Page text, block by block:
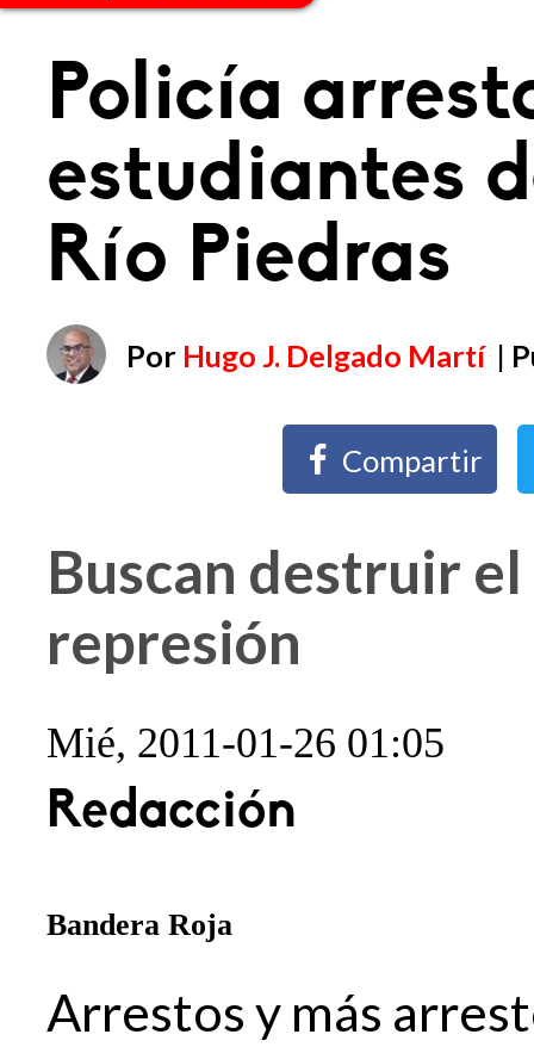
Policía
estudiantes
Río Piedras
Por Hugo J. Delgado Martí |
Compartir
Buscan destruir
represión
Mié, 2011-01-26 01:05
Redacción
Bandera Roja
Arrestos y más